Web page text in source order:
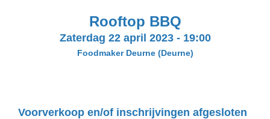
Rooftop BBQ
Zaterdag 22 april 2023 -19:00
Foodmaker Deurne (Deurne)
Voorverkoop en/of inschrijvingen afgesloten